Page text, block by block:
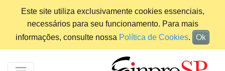
Este site utiliza exclusivamente cookies essenciais,
necessários para seu funcionamento. Para mais
informações, consulte nossa Política de Cookies. Ok